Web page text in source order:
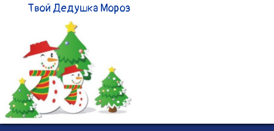
Твой Дедушка Мороз